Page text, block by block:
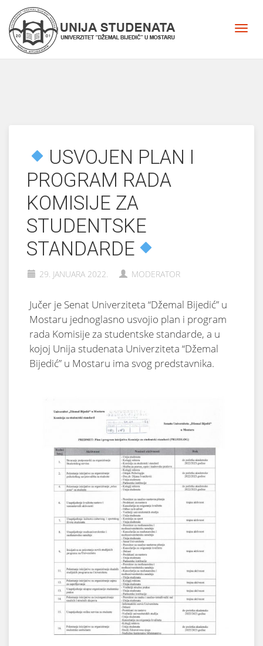
USVOJEN PLAN I
PROGRAM RADA
KOMISIJE ZA
STUDENTSKE
STANDARDE
29. JANUARA 2022. MODERATOR
Jučer je Senat Univerziteta “Džemal Bijedić” u
Mostaru jednoglasno usvojio plan i program
rada Komisije za studentske standarde, a u
kojoj Unija studenata Univerziteta “Džemal
Bijedić” u Mostaru ima svog predstavnika.